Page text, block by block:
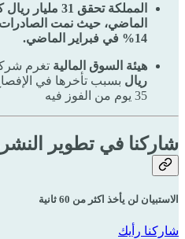
المملكة تحقق
الماضي، حيث نمت الصادرات
14% في فبراير الماضي.
هيئة السوق المالية تغرم
ريال بسبب تأخرها في
35 يوم من الفوز فيه
شاركنا في تطوير
الاستبيان لن يأخذ اكثر من 60 ثانية
شاركنا رأيك